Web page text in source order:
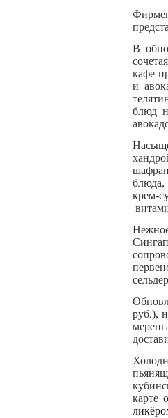
В
кафе
и
блюд
крем-
руб.),
карте